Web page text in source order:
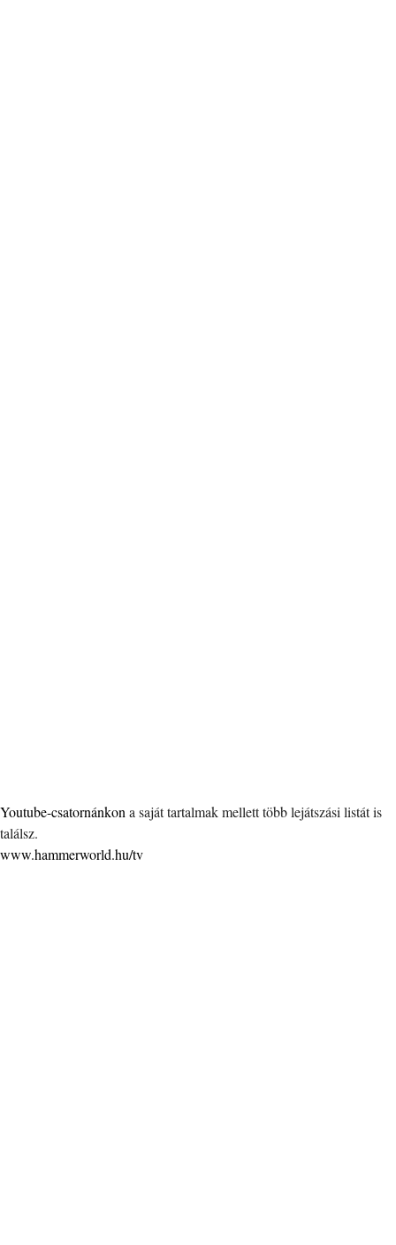
Youtube-csatornánkon a saját tartalmak mellett több lejátszási listát is
találsz.
www.hammerworld.hu/tv